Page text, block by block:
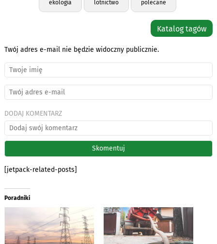
ekologia lotnictwo polecane
Katalog tagów
Twój adres e-mail nie będzie widoczny publicznie.
DODAJ KOMENTARZ
[jetpack-related-posts]
Poradniki